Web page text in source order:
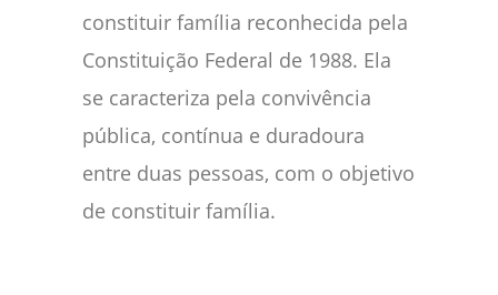
constituir família reconhecida pela
Constituição Federal de 1988. Ela
se caracteriza pela convivência
pública, contínua e duradoura
entre duas pessoas, com o objetivo
de constituir família.